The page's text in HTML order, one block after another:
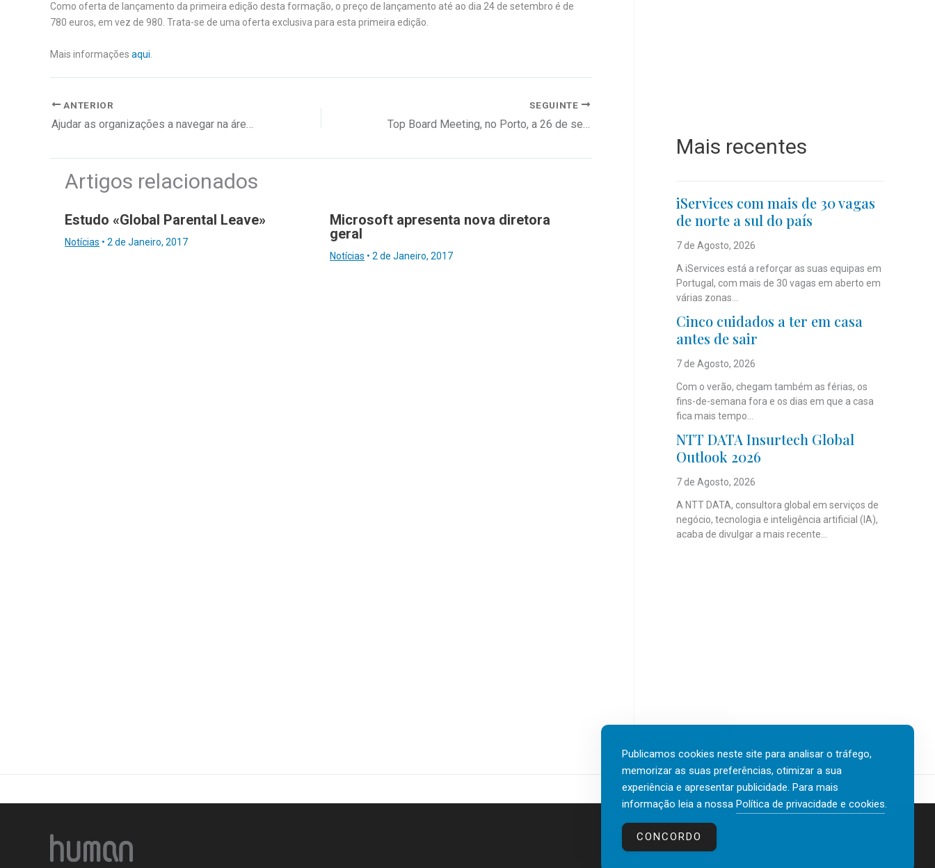
Como oferta de lançamento da primeira edição desta formação, o preço de lançamento até ao dia 24 de setembro é de
780 euros, em vez de 980. Trata-se de uma oferta exclusiva para esta primeira edição.
Mais informações aqui
ANTERIOR
Ajudar as organizações a navegar na área da sustentabilidade
SEGUINTE
Top Board Meeting, no Porto, a 26 de setembro
Artigos relacionados
Estudo «Global Parental Leave»
Notícias • 2 de Janeiro, 2017
Microsoft apresenta nova diretora
geral
Notícias • 2 de Janeiro, 2017
Mais recentes
iServices com mais de 30 vagas
de norte a sul do país
7 de Agosto, 2026
A iServices está a reforçar as suas equipas em
Portugal, com mais de 30 vagas em aberto em
várias zonas...
Cinco cuidados a ter em casa
antes de sair
7 de Agosto, 2026
Com o verão, chegam também as férias, os
fins-de-semana fora e os dias em que a casa
fica mais tempo...
NTT DATA Insurtech Global
Outlook 2026
7 de Agosto, 2026
A NTT DATA, consultora global em serviços de
negócio, tecnologia e inteligência artificial (IA),
acaba de divulgar a mais recente...
Contactos
Publicamos cookies neste site para analisar o tráfego,
memorizar as suas preferências, otimizar a sua
experiência e apresentar publicidade. Para mais
informação leia a nossa Política de privacidade e cookies.
CONCORDO